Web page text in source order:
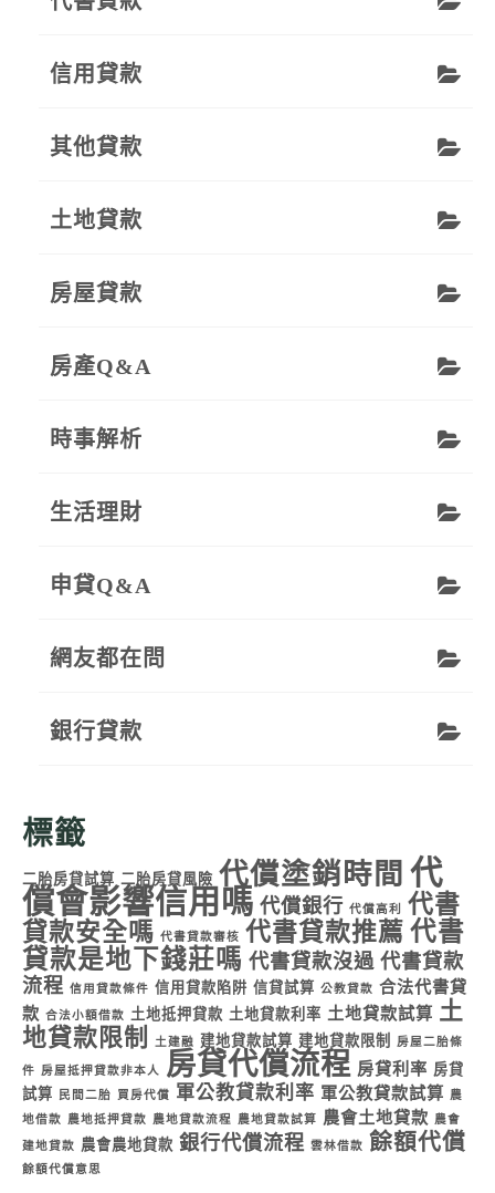
信用貸款
其他貸款
土地貸款
房屋貸款
房產Q&A
時事解析
生活理財
申貸Q&A
網友都在問
銀行貸款
標籤
二胎房貸試算 二胎房貸風險 代償塗銷時間 代
償會影響信用嗎 代償銀行 代償高利
代書
貸款安全嗎 代書貸款審核 代書貸款推薦 代書
貸款是地下錢莊嗎 代書貸款沒過 代書貸款
流程 信用貸款條件 信用貸款陷阱 信貸試算 公教貸款 合法代書貸
款 合法小額借款 土地抵押貸款 土地貸款利率 土地貸款試算 土
地貸款限制
土建融 建地貸款試算 建地貸款限制 房屋二胎條
件 房屋抵押貸款非本人 房貸代償流程 房貸利率 房貸
試算
民間二胎 買房代償 軍公教貸款利率 軍公教貸款試算
農
地借款
農地抵押貸款 農地貸款流程 農地貸款試算 農會土地貸款 農會
建地貸款 農會農地貸款 銀行代償流程 雲林借款 餘額代償
餘額代償意思